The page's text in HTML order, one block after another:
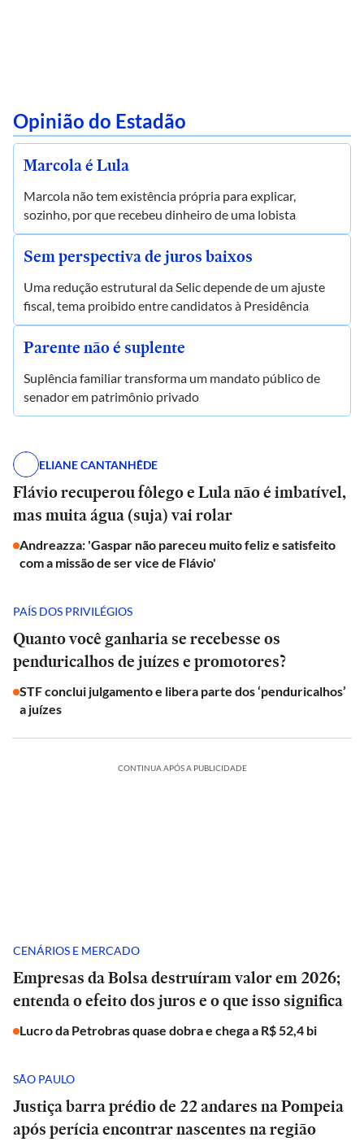
Opinião do Estadão
Marcola é Lula
Marcola não tem existência própria para explicar,
sozinho, por que recebeu dinheiro de uma lobista
Sem perspectiva de juros baixos
Uma redução estrutural da Selic depende de um ajuste
fiscal, tema proibido entre candidatos à Presidência
Parente não é suplente
Suplência familiar transforma um mandato público de
senador em patrimônio privado
ELIANE CANTANHÊDE
Flávio recuperou fôlego e Lula não é imbatível,
mas muita água (suja) vai rolar
Andreazza: 'Gaspar não pareceu muito feliz e satisfeito
com a missão de ser vice de Flávio'
PAÍS DOS PRIVILÉGIOS
Quanto você ganharia se recebesse os
penduricalhos de juízes e promotores?
STF conclui julgamento e libera parte dos ‘penduricalhos’
a juízes
CONTINUA APÓS A PUBLICIDADE
CENÁRIOS E MERCADO
Empresas da Bolsa destruíram valor em 2026;
entenda o efeito dos juros e o que isso significa
Lucro da Petrobras quase dobra e chega a R$ 52,4 bi
SÃO PAULO
Justiça barra prédio de 22 andares na Pompeia
após perícia encontrar nascentes na região